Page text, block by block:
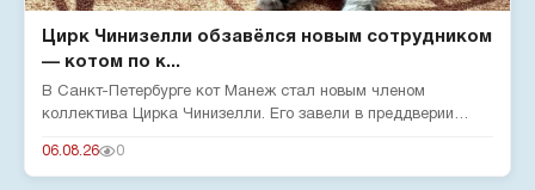
Цирк Чинизелли обзавёлся новым сотрудником
— котом по к...
В Санкт-Петербурге кот Манеж стал новым членом
коллектива Цирка Чинизелли. Его завели в преддверии
06.08.26 0